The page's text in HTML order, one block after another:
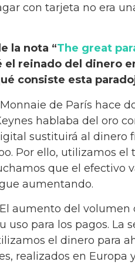
con tarjeta no era
la nota “The great
el reinado del dinero
consiste esta
de París hace
hablaba del oro
sustituirá al dinero
Por ello, utilizamos
que el efectivo
aumentando.
aumento del
uso para los pagos. La
el dinero para
realizados en Europa